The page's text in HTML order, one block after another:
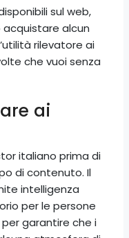
sul web,
acquistare alcun
rilevatore ai
che vuoi senza
ai
italiano prima di
di contenuto. Il
intelligenza
per le persone
garantire che i